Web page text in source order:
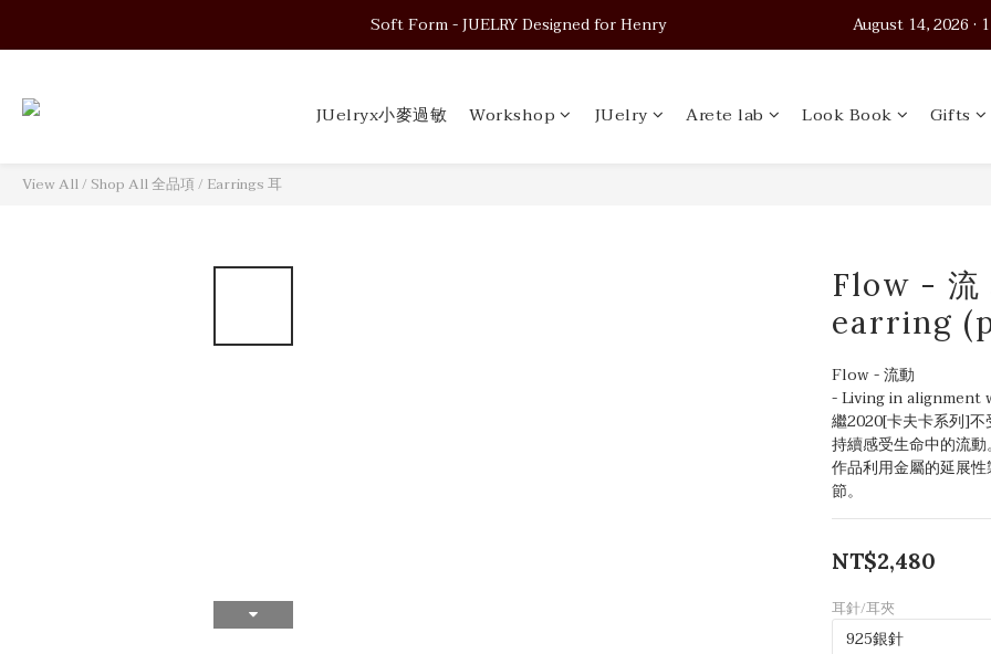
Soft Form - JUELRY Designed for Henry                                          August 14, 2026 ·
Soft Form - JUELRY Designed for Henry                                          August 14, 2026 ·
Soft Form - JUELRY Designed for Henry                                          August 14, 2026 ·
JUelryx小麥過敏 Workshop JUelry Arete lab Look Book Gifts
View All/ Shop All 全品項/ Earrings 耳
Flow - 流
earring
Flow - 流動
- Living in
繼2020[卡夫卡系列]
持續感受生命中的流動。
作品利用金屬的延展
節。
NT$2,480
耳針/耳夾